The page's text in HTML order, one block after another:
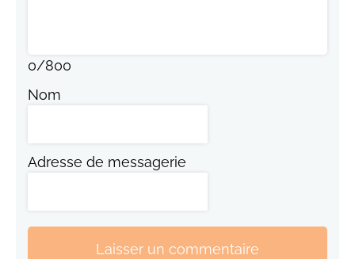
0/800
Nom
Adresse de messagerie
Laisser un commentaire